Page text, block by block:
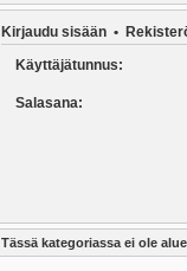
Kirjaudu sisään•
Käyttäjätunnus:
Salasana:
Tässä kategoriassa ei ole